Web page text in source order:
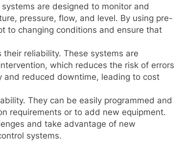
are designed to monitor and
pressure, flow, and level. By using pre-
to changing conditions and ensure that
reliability. These systems are
which reduces the risk of errors
and reduced downtime, leading to cost
They can be easily programmed and
requirements or to add new equipment.
and take advantage of new
systems.